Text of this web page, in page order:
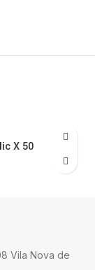
X 50
Vila Nova de